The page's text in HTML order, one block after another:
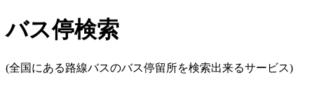
バス停検索
(全国にある路線バスのバス停留所を検索出来るサービス)